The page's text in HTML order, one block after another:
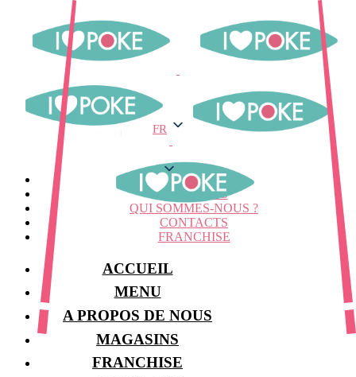
FR
MENU
MAGASINS
QUI SOMMES-NOUS ?
CONTACTS
FRANCHISE
ACCUEIL
MENU
A PROPOS DE NOUS
MAGASINS
FRANCHISE